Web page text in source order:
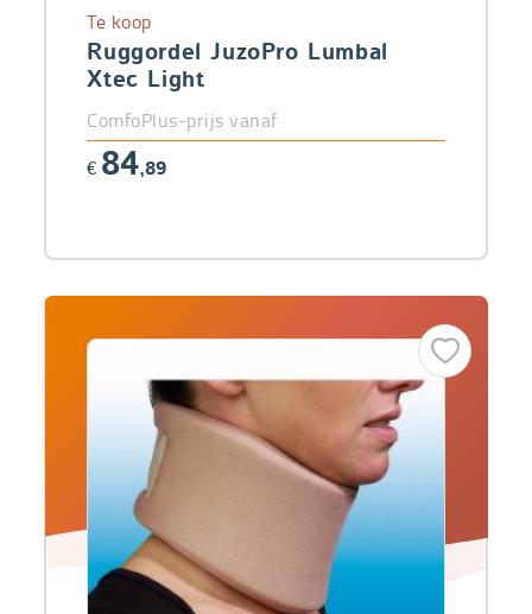
Ruggordel JuzoPro Lumbal
Xtec Light
Te koop
ComfoPlus-prijs vanaf
€ 84,89